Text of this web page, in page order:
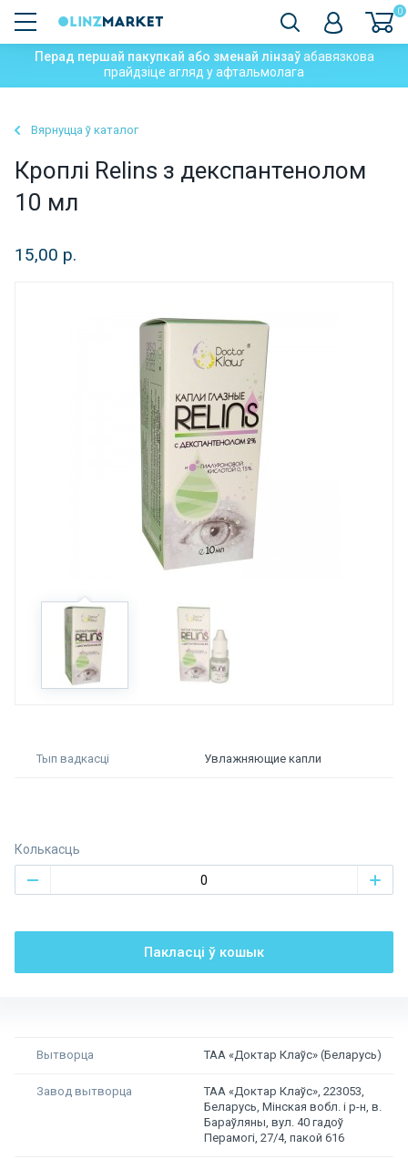
0
Перад першай пакупкай або зменай лінзаўабавязкова
прайдзіце агляд у афтальмолага
Вярнуцца ў каталог
Кроплі Relins з декспантенолом
10 мл
15,00 р.
Тып вадкасці Увлажняющие капли
Пакласці ў кошык
Колькасць
Пакласці ў кошык
Вытворца ТАА «Доктар Клаўс» (Беларусь)
Завод вытворца
ТАА «Доктар Клаўс», 223053,
Беларусь, Мінская вобл. і р-н, в.
Бараўляны, вул. 40 гадоў
Перамогі, 27/4, пакой 616